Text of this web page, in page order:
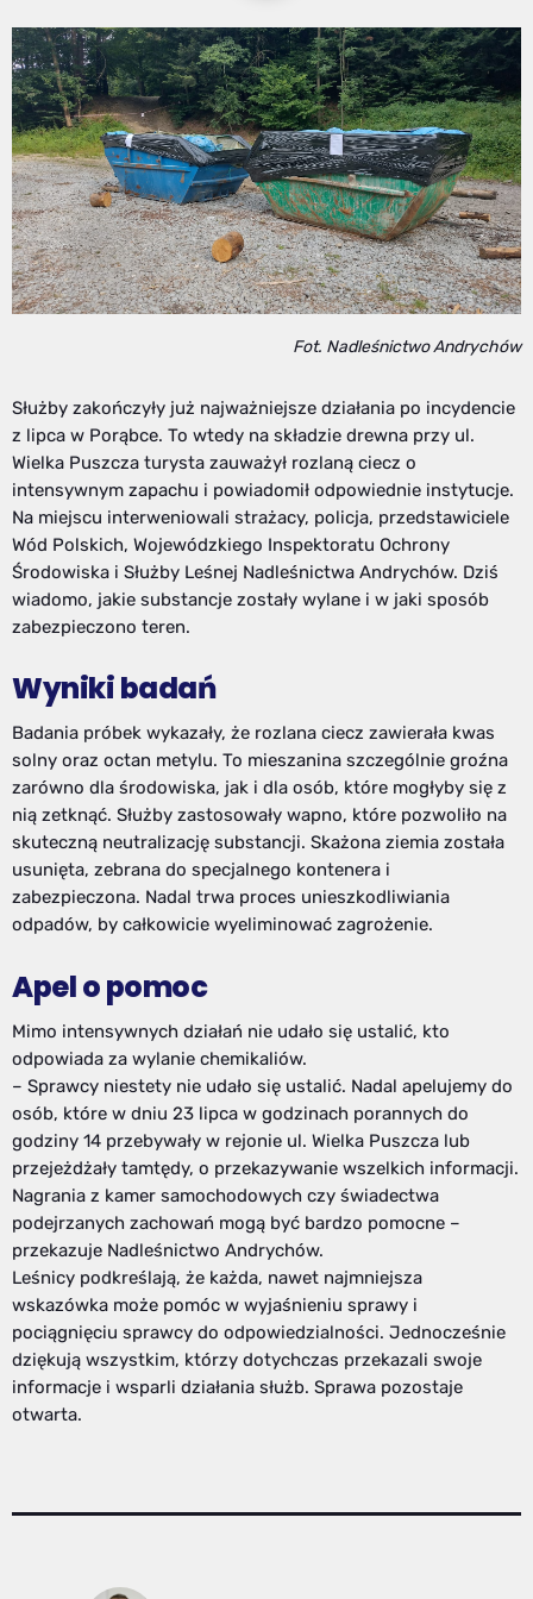
Fot. Nadleśnictwo Andrychów
Służby zakończyły już najważniejsze działania po incydencie
z lipca w Porąbce. To wtedy na składzie drewna przy ul.
Wielka Puszcza turysta zauważył rozlaną ciecz o
intensywnym zapachu i powiadomił odpowiednie instytucje.
Na miejscu interweniowali strażacy, policja, przedstawiciele
Wód Polskich, Wojewódzkiego Inspektoratu Ochrony
Środowiska i Służby Leśnej Nadleśnictwa Andrychów. Dziś
wiadomo, jakie substancje zostały wylane i w jaki sposób
zabezpieczono teren.
Wyniki badań
Badania próbek wykazały, że rozlana ciecz zawierała kwas
solny oraz octan metylu. To mieszanina szczególnie groźna
zarówno dla środowiska, jak i dla osób, które mogłyby się z
nią zetknąć. Służby zastosowały wapno, które pozwoliło na
skuteczną neutralizację substancji. Skażona ziemia została
usunięta, zebrana do specjalnego kontenera i
zabezpieczona. Nadal trwa proces unieszkodliwiania
odpadów, by całkowicie wyeliminować zagrożenie.
Apel o pomoc
Mimo intensywnych działań nie udało się ustalić, kto
odpowiada za wylanie chemikaliów.
– Sprawcy niestety nie udało się ustalić. Nadal apelujemy do
osób, które w dniu 23 lipca w godzinach porannych do
godziny 14 przebywały w rejonie ul. Wielka Puszcza lub
przejeżdżały tamtędy, o przekazywanie wszelkich informacji.
Nagrania z kamer samochodowych czy świadectwa
podejrzanych zachowań mogą być bardzo pomocne –
przekazuje Nadleśnictwo Andrychów.
Leśnicy podkreślają, że każda, nawet najmniejsza
wskazówka może pomóc w wyjaśnieniu sprawy i
pociągnięciu sprawcy do odpowiedzialności. Jednocześnie
dziękują wszystkim, którzy dotychczas przekazali swoje
informacje i wsparli działania służb. Sprawa pozostaje
otwarta.